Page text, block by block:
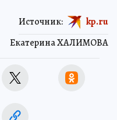
Екатерина ХАЛИМОВА
Источник: kp.ru